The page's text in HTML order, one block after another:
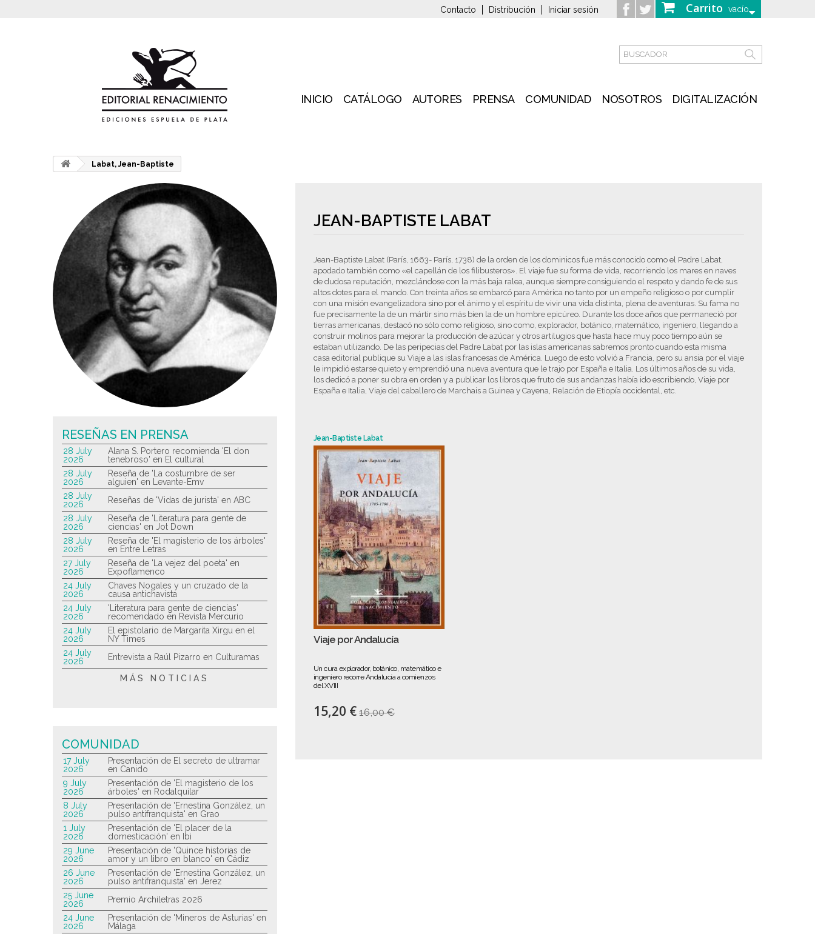
Carrito vacío
Contacto Distribución Iniciar sesión
INICIO CATÁLOGO AUTORES PRENSA COMUNIDAD NOSOTROS DIGITALIZACIÓN
Labat, Jean-Baptiste
JEAN-BAPTISTE LABAT
Jean-Baptiste Labat (París, 1663- París, 1738) de la orden de los dominicos fue más conocido como el Padre Labat,
apodado también como «el capellán de los filibusteros». El viaje fue su forma de vida, recorriendo los mares en naves
de dudosa reputación, mezclándose con la más baja ralea, aunque siempre consiguiendo el respeto y dando fe de sus
altos dotes para el mando. Con treinta años se embarcó para América no tanto por un empeño religioso o por cumplir
con una misión evangelizadora sino por el ánimo y el espíritu de vivir una vida distinta, plena de aventuras. Su fama no
fue precisamente la de un mártir sino más bien la de un hombre epicúreo. Durante los doce años que permaneció por
tierras americanas, destacó no sólo como religioso, sino como, explorador, botánico, matemático, ingeniero, llegando a
construir molinos para mejorar la producción de azúcar y otros artilugios que hasta hace muy poco tiempo aún se
estaban utilizando. De las peripecias del Padre Labat por las islas americanas sabremos pronto cuando esta misma
casa editorial publique su Viaje a las islas francesas de América. Luego de esto volvió a Francia, pero su ansia por el viaje
le impidió estarse quieto y emprendió una nueva aventura que le trajo por España e Italia. Los últimos años de su vida,
los dedicó a poner su obra en orden y a publicar los libros que fruto de sus andanzas había ido escribiendo, Viaje por
España e Italia, Viaje del caballero de Marchais a Guinea y Cayena, Relación de Etiopía occidental, etc.
Jean-Baptiste Labat
Viaje por Andalucía
Un cura explorador, botánico, matemático e
ingeniero recorre Andalucía a comienzos
del XVIII
15,20 € 16,00 €
RESEÑAS EN PRENSA
28 July
2026
Alana S. Portero recomienda 'El don
tenebroso' en El cultural
28 July
2026
Reseña de 'La costumbre de ser
alguien' en Levante-Emv
28 July
2026
Reseñas de 'Vidas de jurista' en ABC
28 July
2026
Reseña de 'Literatura para gente de
ciencias' en Jot Down
28 July
2026
Reseña de 'El magisterio de los árboles'
en Entre Letras
27 July
2026
Reseña de 'La vejez del poeta' en
Expoflamenco
24 July
2026
Chaves Nogales y un cruzado de la
causa antichavista
24 July
2026
'Literatura para gente de ciencias'
recomendado en Revista Mercurio
24 July
2026
El epistolario de Margarita Xirgu en el
NY Times
24 July
2026
Entrevista a Raúl Pizarro en Culturamas
MÁS NOTICIAS
COMUNIDAD
17 July
2026
Presentación de El secreto de ultramar
en Canido
9 July
2026
Presentación de 'El magisterio de los
árboles' en Rodalquilar
8 July
2026
Presentación de 'Ernestina González, un
pulso antifranquista' en Grao
1 July
2026
Presentación de 'El placer de la
domesticación' en Ibi
29 June
2026
Presentación de 'Quince historias de
amor y un libro en blanco' en Cádiz
26 June
2026
Presentación de 'Ernestina González, un
pulso antifranquista' en Jerez
25 June
2026
Premio Archiletras 2026
24 June
2026
Presentación de 'Mineros de Asturias' en
Málaga